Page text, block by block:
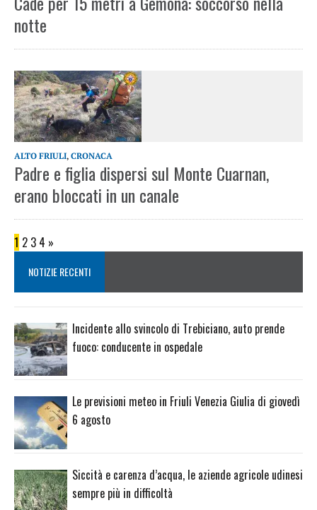
notte
ALTO FRIULI, CRONACA
Padre e figlia dispersi sul Monte Cuarnan,
erano bloccati in un canale
1 2 3 4 »
NOTIZIE RECENTI
Incidente allo svincolo di Trebiciano, auto prende
fuoco: conducente in ospedale
Le previsioni meteo in Friuli Venezia Giulia di giovedì
6 agosto
Siccità e carenza d’acqua, le aziende agricole udinesi
sempre più in difficoltà